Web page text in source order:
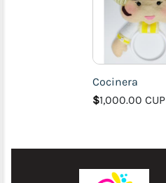
Cocinera
$1,000.00 CUP